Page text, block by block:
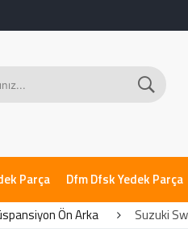
Parça Dfm Dfsk Yedek Parça
Ön Arka Suzuki